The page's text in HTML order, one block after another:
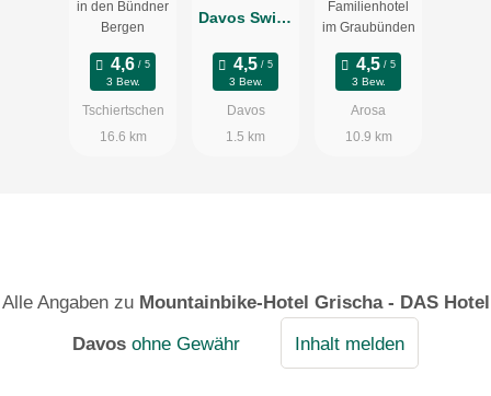
in den Bündner
Bergen
3 Bew.
Tschiertschen
16.6 km
Davos Swiss
Resort
3 Bew.
Davos
1.5 km
Familienhotel
im Graubünden
3 Bew.
Arosa
10.9 km
Alle Angaben zu Mountainbike-Hotel Grischa - DAS Hotel
Davos ohne Gewähr Inhalt melden